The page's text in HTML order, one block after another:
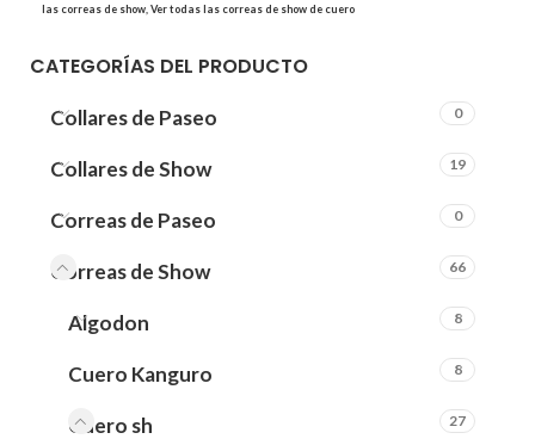
las correas de show Ver todas las correas de show de cuero
CATEGORÍAS DEL PRODUCTO
Collares de Paseo 0
Collares de Show 19
Correas de Paseo 0
Correas de Show 66
Algodon 8
Cuero Kanguro 8
Cuero sh 27